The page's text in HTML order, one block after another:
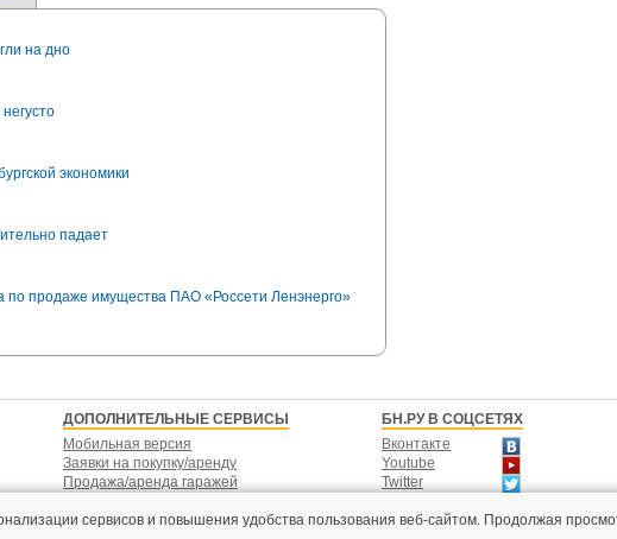
на дно
экономики
падает
по продаже имущества ПАО «Россети Ленэнерго»
ДОПОЛНИТЕЛЬНЫЕ СЕРВИСЫ
Мобильная версия
Заявки на покупку/аренду
Продажа/аренда гаражей
БН.РУ В СОЦСЕТЯХ
Вконтакте
Youtube
Twitter
сервисов и повышения удобства пользования веб-сайтом. Продолжая